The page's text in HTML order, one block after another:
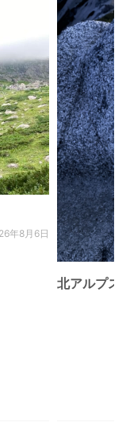
年8月6日
北アルプ